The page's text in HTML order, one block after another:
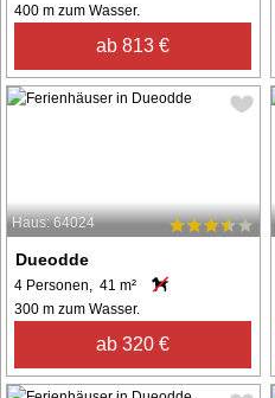
400 m zum Wasser.
ab 813 €
Haus: 64024
Dueodde
4 Personen, 41 m²
300 m zum Wasser.
ab 320 €